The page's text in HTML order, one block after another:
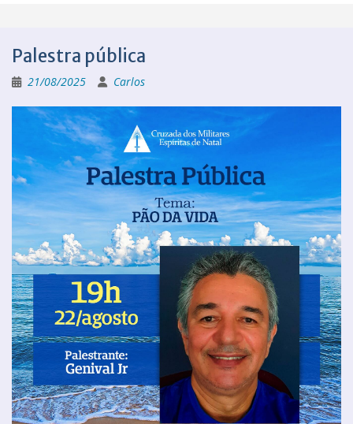
Palestra pública
21/08/2025 Carlos